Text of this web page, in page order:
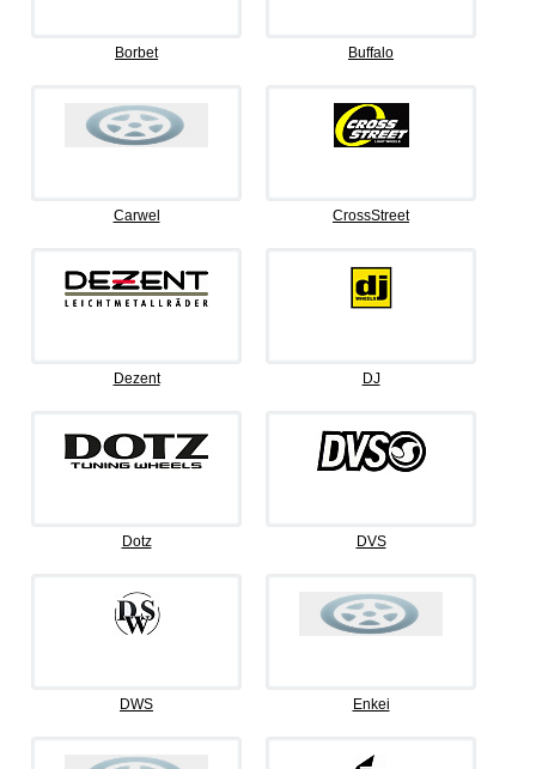
Borbet Buffalo
Carwel CrossStreet
Dezent DJ
Dotz DVS
DWS Enkei